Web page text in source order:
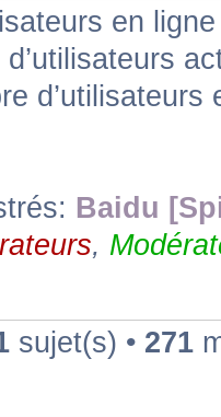
en
d’utilisateurs
Baidu
,
sujet(s) • 271